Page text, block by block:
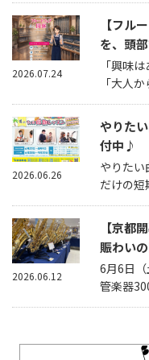
【フル
を、頭
「興味
「大人
2026.07.24
やりた
付中♪
やりた
だけの短
2026.06.26
【京都
賑わい
6月6日（
管楽器
2026.06.12